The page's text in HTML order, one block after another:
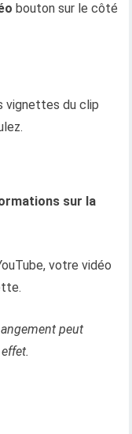
bouton sur le côté
vignettes du clip
sur la
votre vidéo
peut